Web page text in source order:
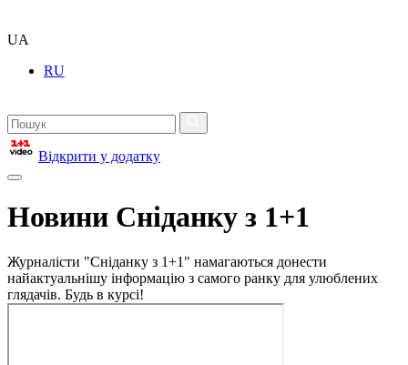
UA
RU
Відкрити у додатку
Новини Сніданку з 1+1
Журналісти "Сніданку з 1+1" намагаються донести
найактуальнішу інформацію з самого ранку для улюблених
глядачів. Будь в курсі!